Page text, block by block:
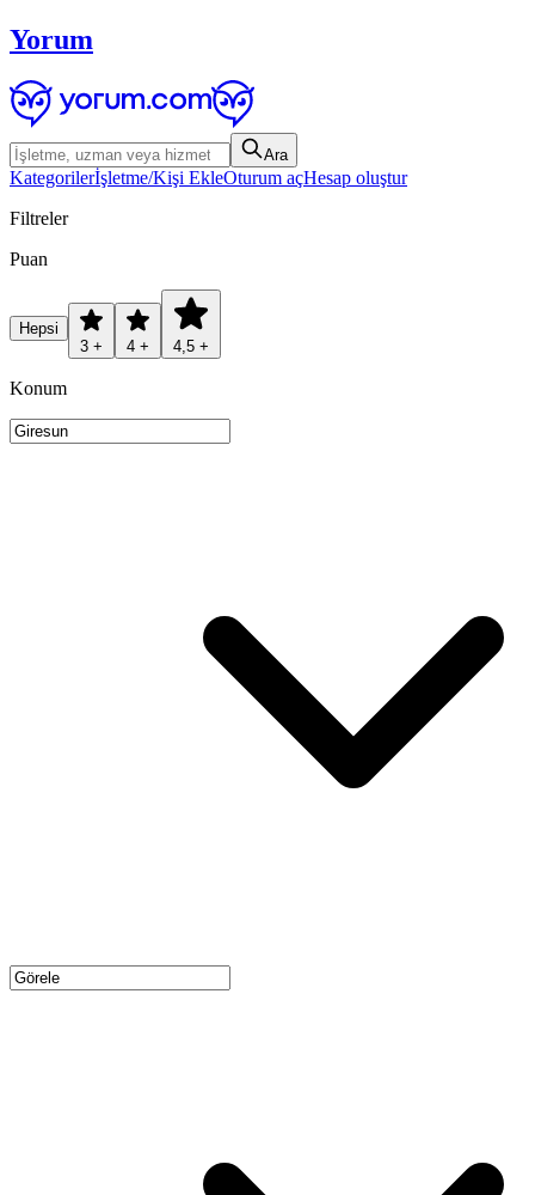
Yorum
Ara
Kategorilerİşletme/Kişi EkleOturum açHesap oluştur
Filtreler
Puan
Hepsi
3 +
4 + 4,5 +
Konum